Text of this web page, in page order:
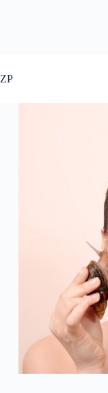
do
treści
ZP